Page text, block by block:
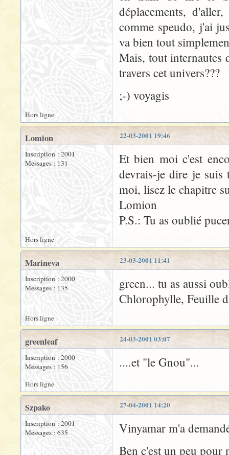
déplacements,
comme speudo, j'ai
va bien tout
Mais, tout internautes
travers cet univers???
;-) voyagis
Hors ligne
22-03-2001 19:46
Lomion
Inscription : 2001
Messages : 131
Et bien moi c'est
devrais-je dire je
moi, lisez le chapitre
Lomion
P.S.: Tu as oublié
Hors ligne
23-03-2001 11:41
Marineva
Inscription : 2000
Messages : 135
green... tu as aussi
Chlorophylle, Feuille
Hors ligne
24-03-2001 03:07
greenleaf
Inscription : 2000
Messages : 156
....et "le Gnou"...
Hors ligne
27-04-2001 14:20
Szpako
Inscription : 2001
Messages : 635
Vinyamar m'a
Ben c'est un peu pour